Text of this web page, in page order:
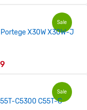
Sale
X30W X30W-J
Sale
C5300 C55T-C